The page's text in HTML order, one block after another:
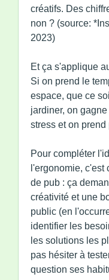
créatifs. Des
non ? (source:
2023)
Et ça s'applique
Si on prend le
espace, que ce
jardiner, on
stress et on
Pour compléter
l'ergonomie, c'est
de pub : ça
créativité et une
public (en
identifier les
les solutions les
pas hésiter à
question ses